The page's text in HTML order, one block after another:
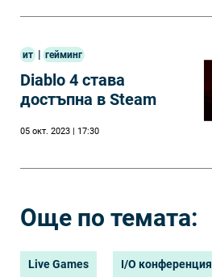
ит | гейминг
Diablo 4 става
достъпна в Steam
05 окт. 2023 | 17:30
Още по темата:
Live Games I/O конференция